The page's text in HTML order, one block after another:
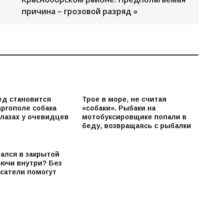
причина – грозовой разряд »
становится
собака
у очевидцев
Трое в море, не считая
«собаки». Рыбаки на
мотобуксировщике попали в
беду, возвращаясь с рыбалки
в закрытой
внутри? Без
помогут